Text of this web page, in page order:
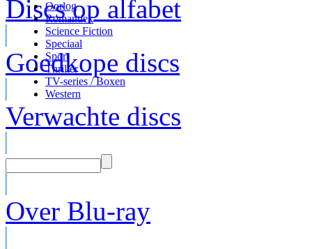
Discs op alfabet
Goedkope discs
Verwachte discs
Over Blu-ray
Oorlog
Romantiek
Science Fiction
Speciaal
Sport
Thriller
TV-series / Boxen
Western